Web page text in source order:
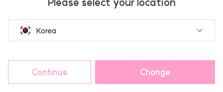
Korea
Continue Change